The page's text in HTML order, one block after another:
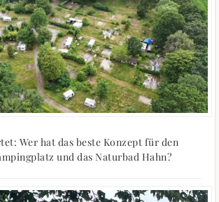
Wer hat das beste Konzept für den
und das Naturbad Hahn?